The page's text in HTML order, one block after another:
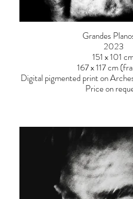
Grandes
2023
151 x 101
167 x 117 cm
Digital pigmented print on
Price on